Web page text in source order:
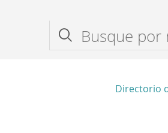
Directorio